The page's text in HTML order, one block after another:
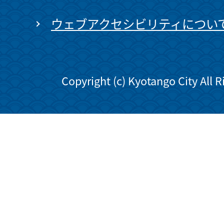
ウェブアクセシビリティについ
Copyright (c) Kyotango City All